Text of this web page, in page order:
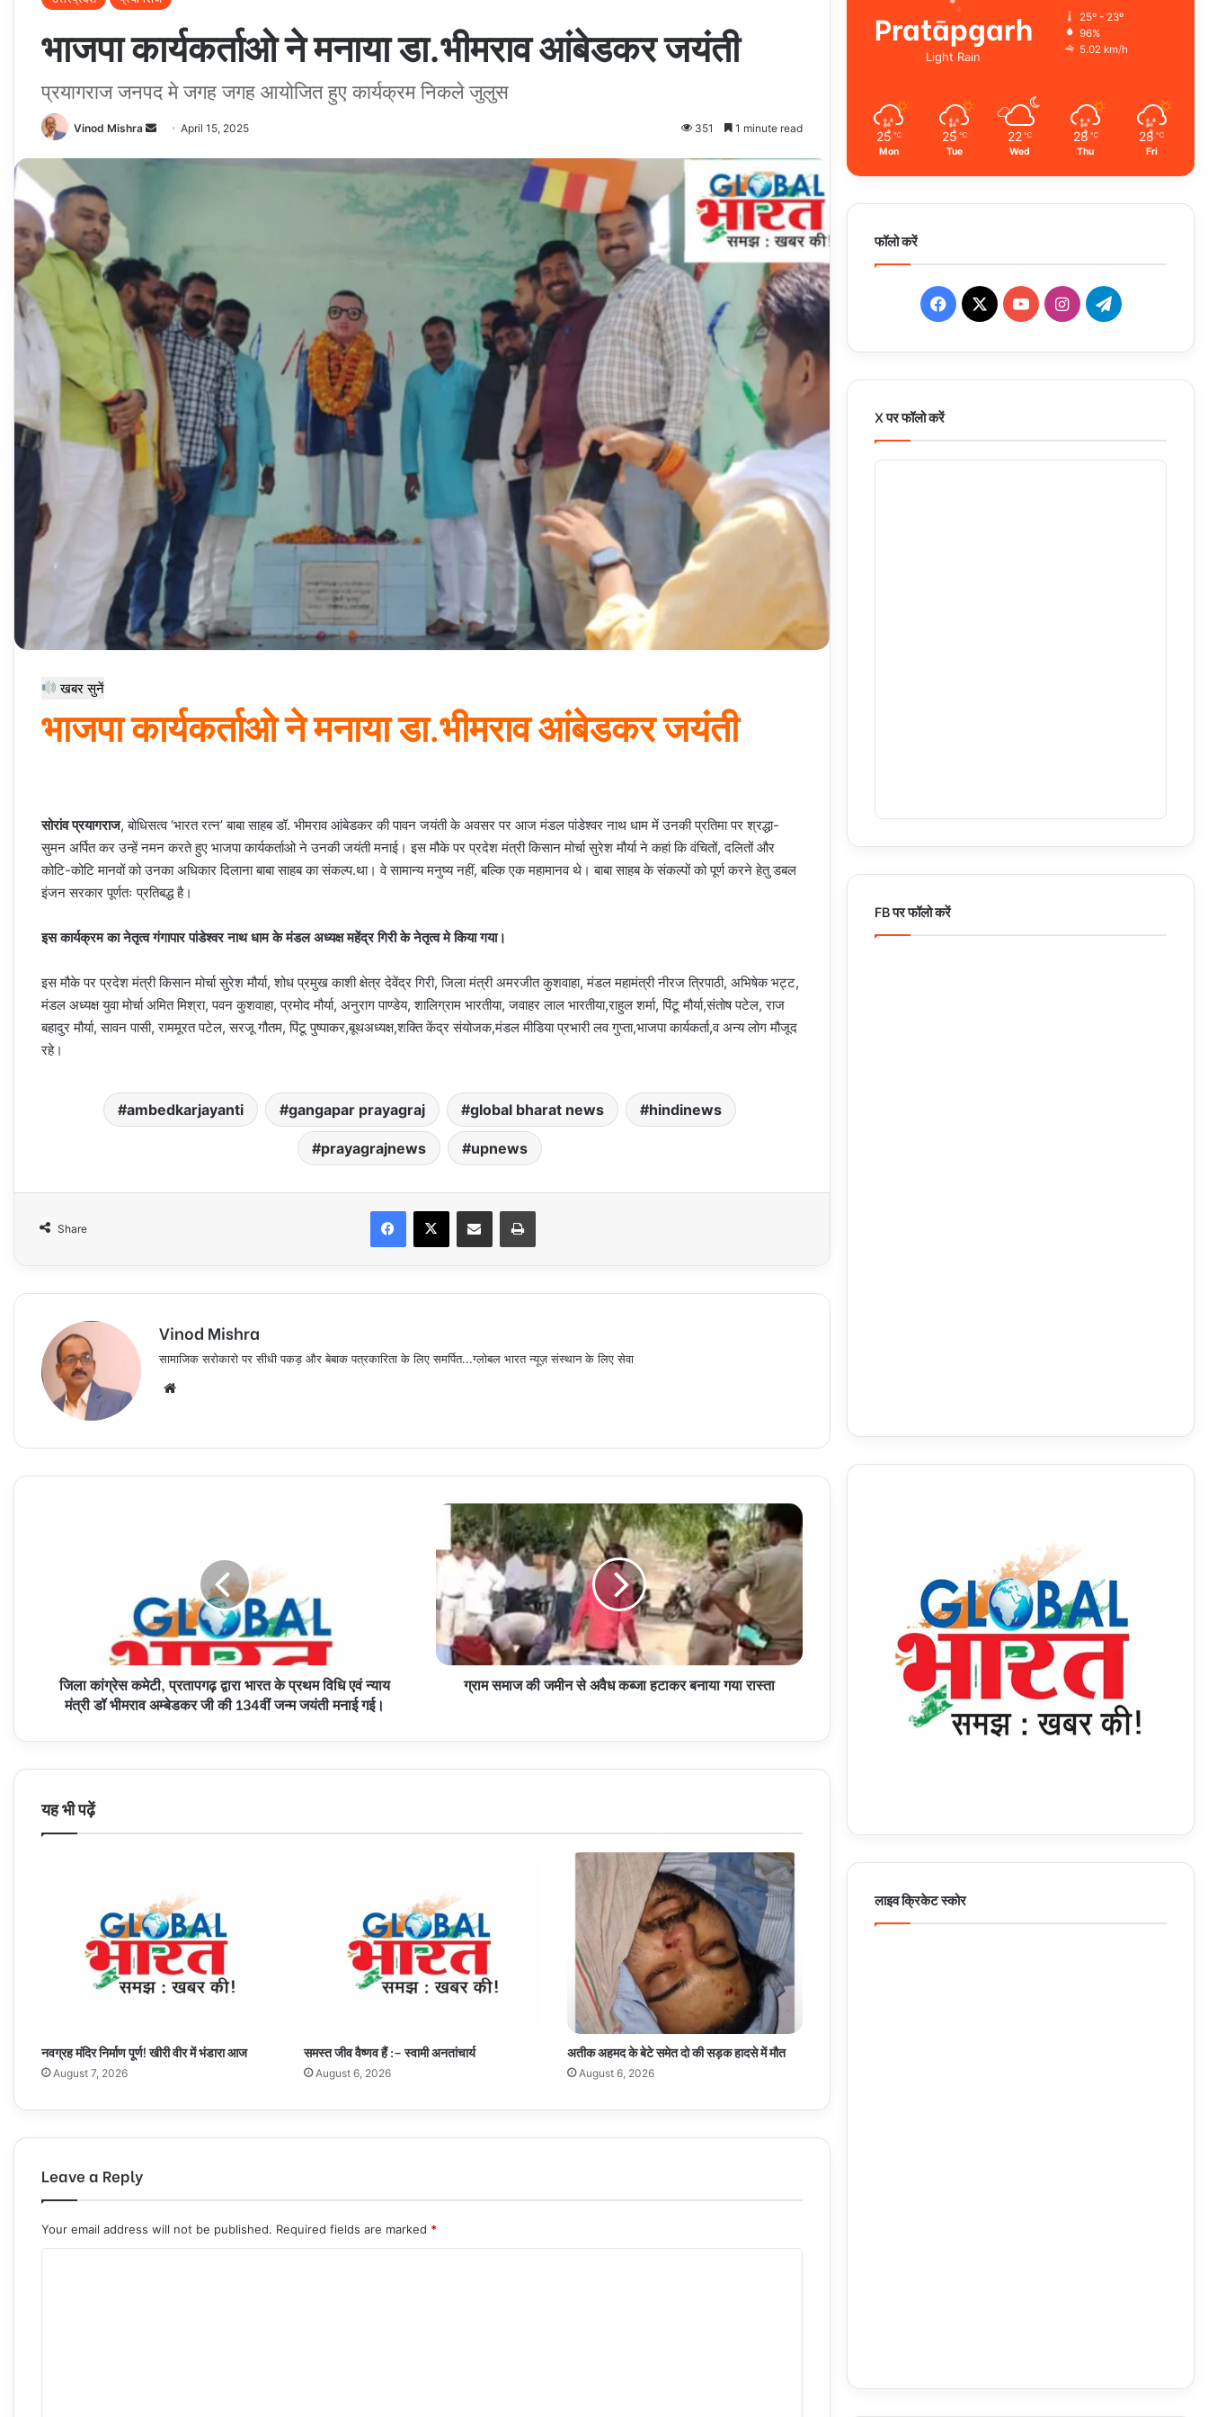
भाजपा कार्यकर्ताओ ने मनाया डा.भीमराव आंबेडकर जयंती
प्रयागराज जनपद मे जगह जगह आयोजित हुए कार्यक्रम निकले जुलुस
Vinod Mishra
Send April 15, 2025 351 1 minute read
खबर सुनें
भाजपा कार्यकर्ताओ ने मनाया डा.भीमराव आंबेडकर जयंती
सोरांव प्रयागराज, बोधिसत्व ‘भारत रत्न’ बाबा साहब डॉ. भीमराव आंबेडकर की पावन जयंती के अवसर पर आज मंडल पांडेश्वर नाथ धाम में उनकी प्रतिमा पर श्रद्धा-
सुमन अर्पित कर उन्हें नमन करते हुए भाजपा कार्यकर्ताओ ने उनकी जयंती मनाई। इस मौके पर प्रदेश मंत्री किसान मोर्चा सुरेश मौर्या ने कहां कि वंचितों, दलितों और
कोटि-कोटि मानवों को उनका अधिकार दिलाना बाबा साहब का संकल्प.था। वे सामान्य मनुष्य नहीं, बल्कि एक महामानव थे। बाबा साहब के संकल्पों को पूर्ण करने हेतु डबल
इंजन सरकार पूर्णतः प्रतिबद्ध है।
इस कार्यक्रम का नेतृत्व गंगापार पांडेश्वर नाथ धाम के मंडल अध्यक्ष महेंद्र गिरी के नेतृत्व मे किया गया।
इस मौके पर प्रदेश मंत्री किसान मोर्चा सुरेश मौर्या, शोध प्रमुख काशी क्षेत्र देवेंद्र गिरी, जिला मंत्री अमरजीत कुशवाहा, मंडल महामंत्री नीरज त्रिपाठी, अभिषेक भट्ट,
मंडल अध्यक्ष युवा मोर्चा अमित मिश्रा, पवन कुशवाहा, प्रमोद मौर्या, अनुराग पाण्डेय, शालिग्राम भारतीया, जवाहर लाल भारतीया,राहुल शर्मा, पिंटू मौर्या,संतोष पटेल, राज
बहादुर मौर्या, सावन पासी, राममूरत पटेल, सरजू गौतम, पिंटू पुष्पाकर,बूथअध्यक्ष,शक्ति केंद्र संयोजक,मंडल मीडिया प्रभारी लव गुप्ता,भाजपा कार्यकर्ता,व अन्य लोग मौजूद
रहे।
ambedkarjayanti gangapar prayagraj global bharat news hindinews
prayagrajnews upnews
Share
Facebook
X Share via Email Print
Vinod Mishra
सामाजिक सरोकारो पर सीधी पकड़ और बेबाक पत्रकारिता के लिए समर्पित...ग्लोबल भारत न्यूज़ संस्थान के लिए सेवा
डॉ
की
134वीं
जिला कांग्रेस कमेटी, प्रतापगढ़ द्वारा भारत के प्रथम विधि एवं न्याय
मंत्री डॉ भीमराव अम्बेडकर जी की 134वीं जन्म जयंती मनाई गई।
ग्राम
समाज
की
अवैध
कब्जा
हटाकर
बनाया
ग्राम समाज की जमीन से अवैध कब्जा हटाकर बनाया गया रास्ता
यह भी पढ़ें
नवग्रह मंदिर निर्माण पूर्ण! खीरी वीर में भंडारा आज
August 7, 2026
समस्त जीव वैष्णव हैं :– स्वामी अनतांचार्य
August 6, 2026
अतीक अहमद के बेटे समेत दो की सड़क हादसे में मौत
August 6, 2026
Leave a Reply
Your email address will not be published. Required fields are marked *
Pratāpgarh
Light Rain
25º - 23º
96%
5.02 km/h
25 ℃
Mon
25 ℃
Tue
22 ℃
Wed
28 ℃
Thu
28 ℃
Fri
फॉलो करें
Facebook
X YouTubeInstagramTelegram
X पर फॉलो करें
FB पर फॉलो करें
लाइव क्रिकेट स्कोर